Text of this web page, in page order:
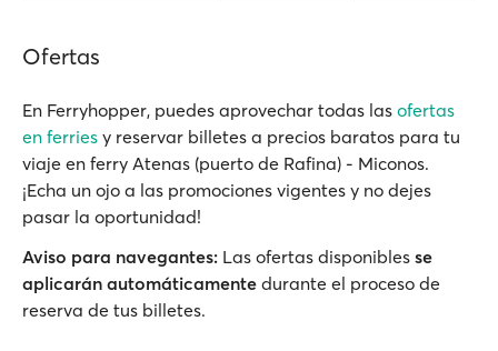
Ofertas
En Ferryhopper, puedes aprovechar todas las ofertas
en ferries y reservar billetes a precios baratos para tu
viaje en ferry Atenas (puerto de Rafina) - Miconos.
¡Echa un ojo a las promociones vigentes y no dejes
pasar la oportunidad!
Aviso para navegantes: Las ofertas disponibles se
aplicarán automáticamente durante el proceso de
reserva de tus billetes.